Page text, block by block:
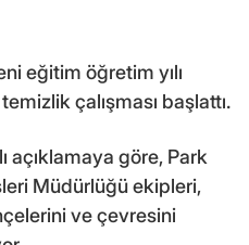
eğitim öğretim yılı
çalışması başlattı.
açıklamaya göre, Park
Müdürlüğü ekipleri,
ve çevresini